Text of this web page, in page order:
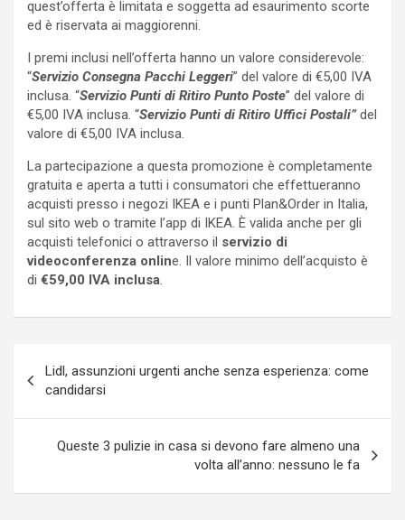
quest’offerta è limitata e soggetta ad esaurimento scorte
ed è riservata ai maggiorenni.
I premi inclusi nell’offerta hanno un valore considerevole:
“Servizio Consegna Pacchi Leggeri” del valore di €5,00 IVA
inclusa. “Servizio Punti di Ritiro Punto Poste” del valore di
€5,00 IVA inclusa. “Servizio Punti di Ritiro Uffici Postali”del
valore di €5,00 IVA inclusa.
La partecipazione a questa promozione è completamente
gratuita e aperta a tutti i consumatori che effettueranno
acquisti presso i negozi IKEA e i punti Plan&Order in Italia,
sul sito web o tramite l’app di IKEA. È valida anche per gli
acquisti telefonici o attraverso il servizio di
videoconferenza online. Il valore minimo dell’acquisto è
di €59,00 IVA inclusa.
articoli
Lidl, assunzioni urgenti anche senza esperienza: come
candidarsi
Queste 3 pulizie in casa si devono fare almeno una
volta all’anno: nessuno le fa